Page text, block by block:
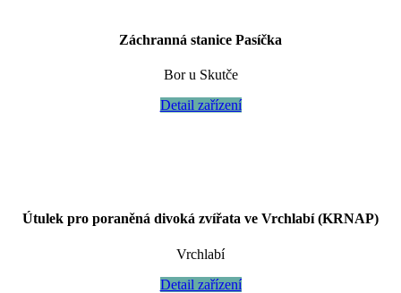
Záchranná stanice Pasíčka
Bor u Skutče
Detail zařízení
Útulek pro poraněná divoká zvířata ve Vrchlabí (KRNAP)
Vrchlabí
Detail zařízení